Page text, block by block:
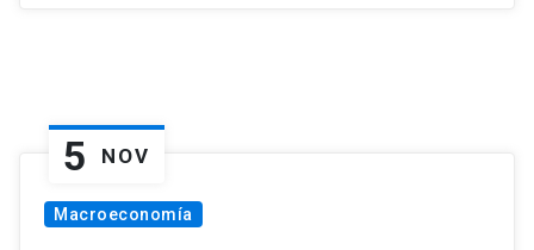
5 NOV
Macroeconomía